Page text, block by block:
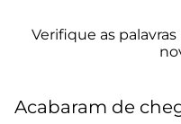
Acabaram de